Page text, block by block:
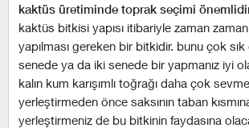
kaktüs üretiminde toprak seçimi
kaktüs bitkisi yapısı itibariyle zaman
yapılması gereken bir bitkidir. bunu çok
senede ya da iki senede bir yapmanız iyi
kalın kum karışımlı toğrağı daha çok
yerleştirmeden önce saksının taban
yerleştirmeniz de bu bitkinin faydasına